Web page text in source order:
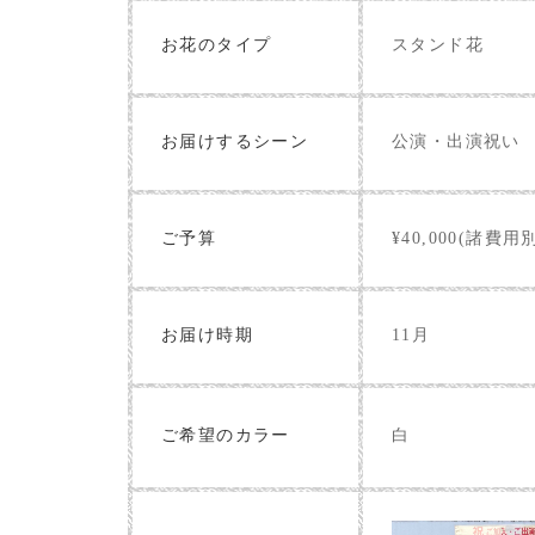
お花のタイプ スタンド花
お届けするシーン 公演・出演祝い
ご予算 ¥40,000(諸費用
お届け時期 11月
ご希望のカラー 白